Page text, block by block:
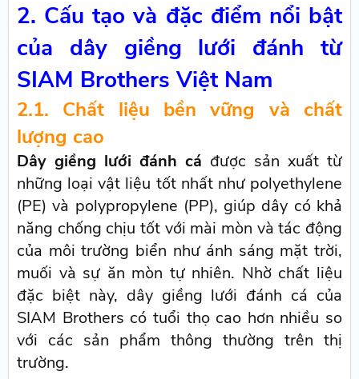
2. Cấu tạo và đặc điểm nổi bật
của dây giềng lưới đánh từ
SIAM Brothers Việt Nam
2.1. Chất liệu bền vững và chất
lượng cao
Dây giềng lưới đánh cá được sản xuất từ
những loại vật liệu tốt nhất như polyethylene
(PE) và polypropylene (PP), giúp dây có khả
năng chống chịu tốt với mài mòn và tác động
của môi trường biển như ánh sáng mặt trời,
muối và sự ăn mòn tự nhiên. Nhờ chất liệu
đặc biệt này, dây giềng lưới đánh cá của
SIAM Brothers có tuổi thọ cao hơn nhiều so
với các sản phẩm thông thường trên thị
trường.